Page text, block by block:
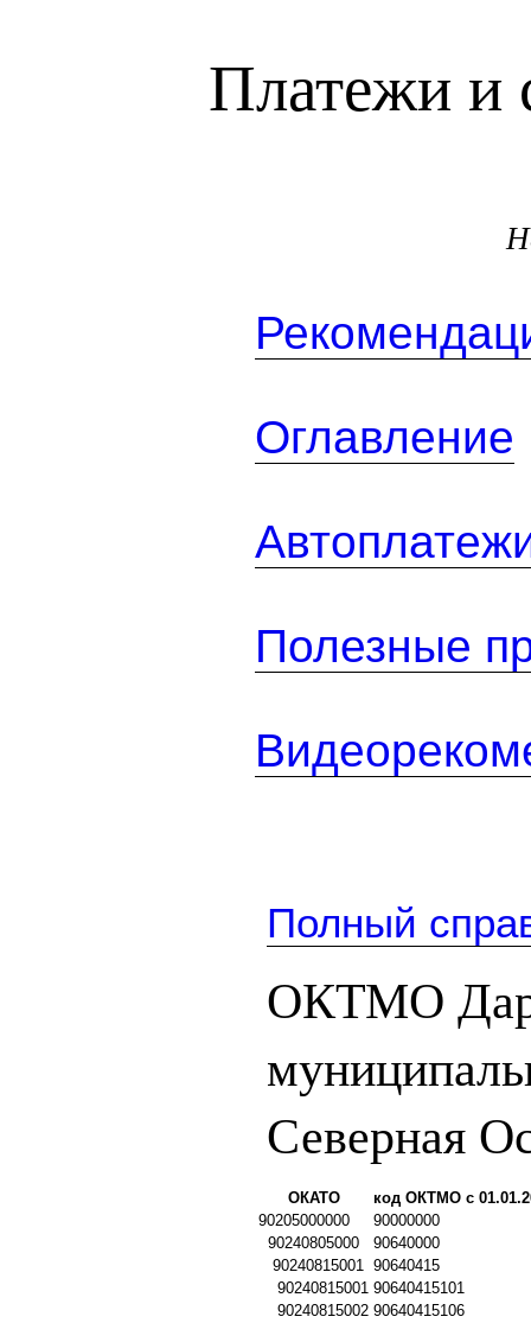
Платежи и
Оглавление
Полезные
Полный
ОКТМО
Северная
ОКАТО
код ОКТМО с
90205000000
90000000
90240805000
90640000
90240815001 90640415
90240815001 90640415101
90240815002 90640415106